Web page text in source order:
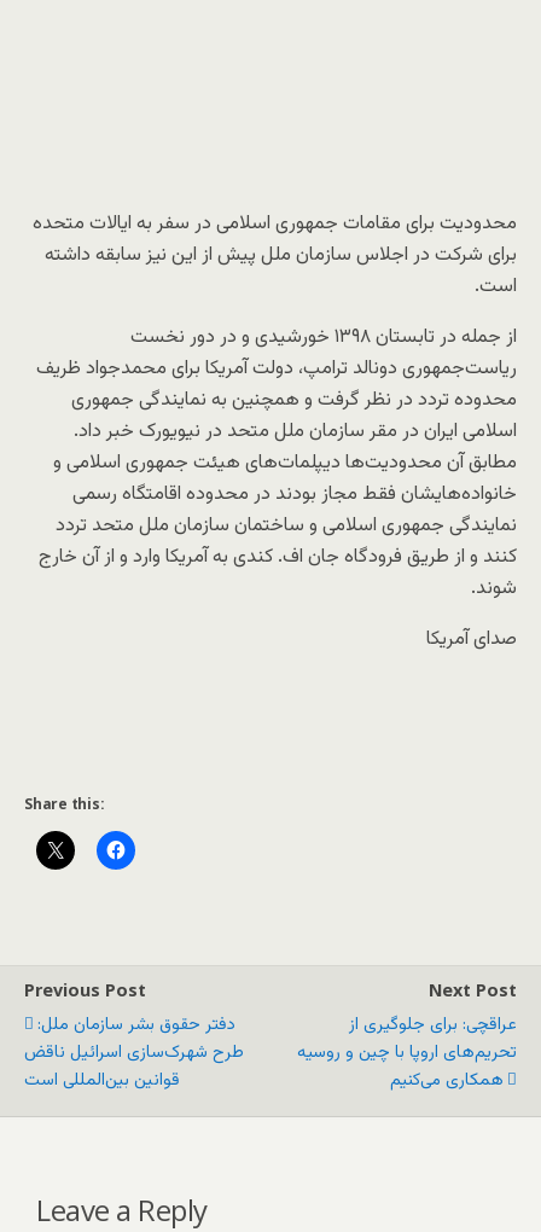
محدودیت برای مقامات جمهوری اسلامی در سفر به ایالات متحده
برای شرکت در اجلاس سازمان ملل پیش از این نیز سابقه داشته
است.
از جمله در تابستان ۱۳۹۸ خورشیدی و در دور نخست
ریاست‌جمهوری دونالد ترامپ، دولت آمریکا برای محمدجواد ظریف
محدوده تردد در نظر گرفت و همچنین به نمایندگی جمهوری
اسلامی ایران در مقر سازمان ملل متحد در نیویورک خبر داد.
مطابق آن محدودیت‌ها دیپلمات‌های هیئت جمهوری اسلامی و
خانواده‌هایشان فقط مجاز بودند در محدوده اقامتگاه رسمی
نمایندگی جمهوری اسلامی و ساختمان سازمان ملل متحد تردد
کنند و از طریق فرودگاه جان اف. کندی به آمریکا وارد و از آن خارج
شوند.
صدای آمریکا
Share this:
Previous Post
دفتر حقوق بشر سازمان ملل:
طرح شهرک‌سازی اسرائیل ناقض
قوانین بین‌المللی است
Next Post
عراقچی: برای جلوگیری از
تحریم‌های اروپا با چین و روسیه
همکاری می‌کنیم
Leave a Reply